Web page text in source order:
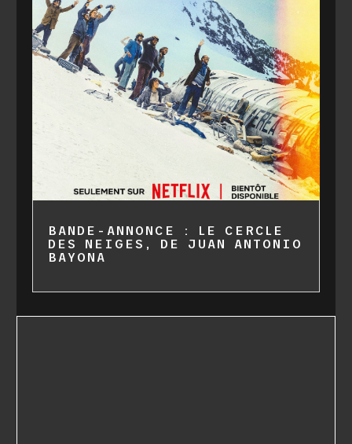
BANDE-ANNONCE : LE CERCLE
DES NEIGES, DE JUAN ANTONIO
BAYONA